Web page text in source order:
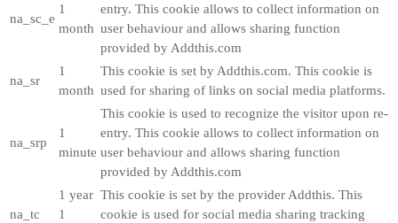
na_sc_e
1
month
entry. This cookie allows to collect information on
user behaviour and allows sharing function
provided by Addthis.com
na_sr
1
month
This cookie is set by Addthis.com. This cookie is
used for sharing of links on social media platforms.
na_srp
1
minute
This cookie is used to recognize the visitor upon re-
entry. This cookie allows to collect information on
user behaviour and allows sharing function
provided by Addthis.com
na_tc
1 year
1
This cookie is set by the provider Addthis. This
cookie is used for social media sharing tracking